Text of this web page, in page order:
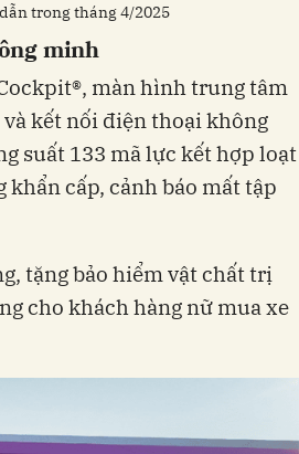
trong tháng 4/2025
minh
màn hình trung tâm
kết nối điện thoại không
suất 133 mã lực kết hợp loạt
cấp, cảnh báo mất tập
tặng bảo hiểm vật chất trị
cho khách hàng nữ mua xe